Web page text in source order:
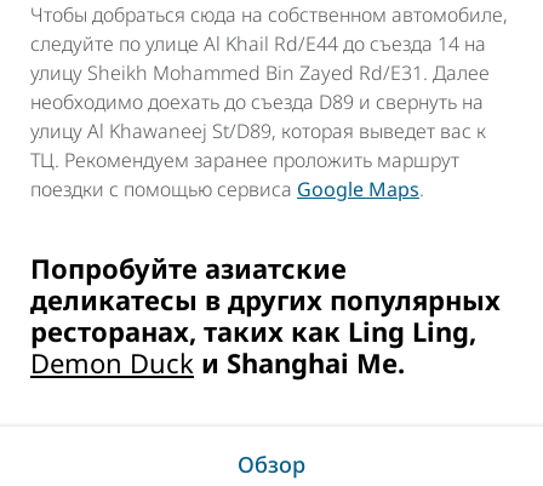
Чтобы добраться сюда на собственном автомобиле,
следуйте по улице Al Khail Rd/E44 до съезда 14 на
улицу Sheikh Mohammed Bin Zayed Rd/E31. Далее
необходимо доехать до съезда D89 и свернуть на
улицу Al Khawaneej St/D89, которая выведет вас к
ТЦ. Рекомендуем заранее проложить маршрут
поездки с помощью сервиса Google Maps.
Попробуйте азиатские
деликатесы в других популярных
ресторанах, таких как Ling Ling,
Demon Duck и Shanghai Me.
Обзор